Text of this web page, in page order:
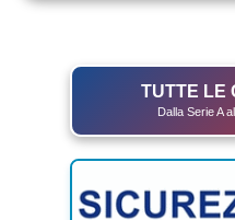
TUTTE LE
Dalla Serie A